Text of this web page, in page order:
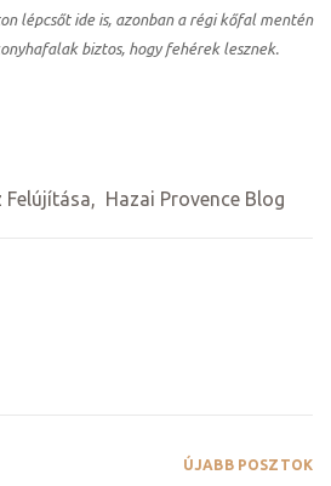
lépcsőt ide is, azonban a régi kőfal mentén
biztos, hogy fehérek lesznek.
Felújítása, Hazai Provence Blog
ÚJABB POSZTOK